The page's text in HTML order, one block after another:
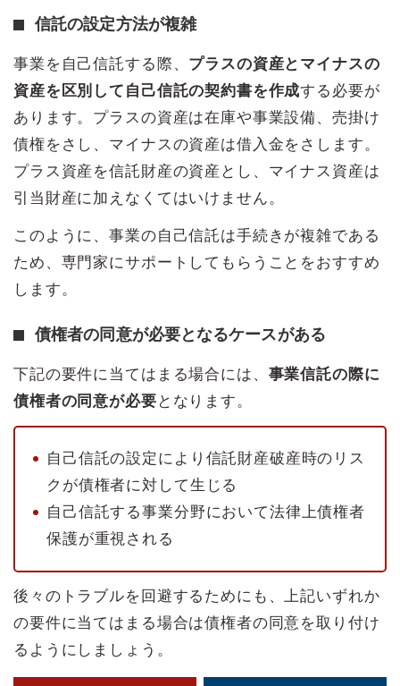
信託の設定方法が複雑
事業を自己信託する際、 プラスの資産とマイナスの
資産を区別して自己信託の契約書を作成する必要が
あります。プラスの資産は在庫や事業設備、売掛け
債権をさし、マイナスの資産は借入金をさします。
プラス資産を信託財産の資産とし、マイナス資産は
引当財産に加えなくてはいけません。
このように、事業の自己信託は手続きが複雑である
ため、専門家にサポートしてもらうことをおすすめ
します。
債権者の同意が必要となるケースがある
下記の要件に当てはまる場合には、 事業信託の際に
債権者の同意が必要 となります。
自己信託の設定により信託財産破産時のリス
クが債権者に対して生じる
自己信託する事業分野において法律上債権者
保護が重視される
後々のトラブルを回避するためにも、上記いずれか
の要件に当てはまる場合は債権者の同意を取り付け
るようにしましょう。